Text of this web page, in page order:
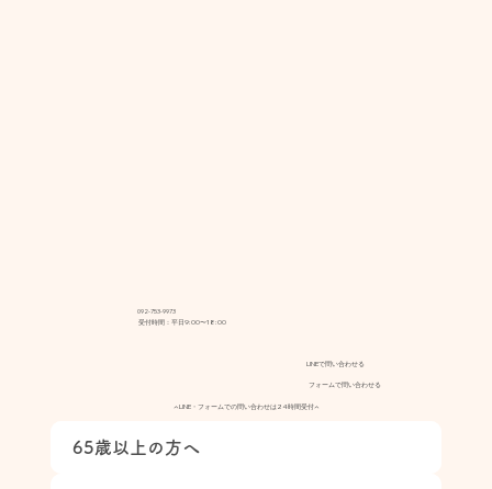
092-753-9973
受付時間：平日9:00〜18:00
LINEで問い合わせる
フォームで問い合わせる
▲LINE・フォームでの問い合わせは24時間受付▲
65歳以上の方へ